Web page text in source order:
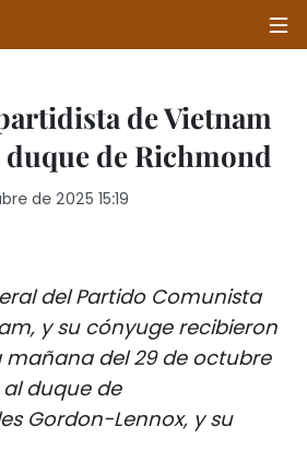
- MEDIO AMBIENTE
- ENTRETENIMIENTO
de Vietnam
duque de Richmond
de 2025 15:19
del Partido Comunista
y su cónyuge recibieron
mañana del 29 de octubre
duque de
Gordon-Lennox, y su